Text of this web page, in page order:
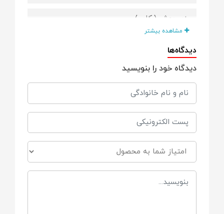
زیر پوش (رکابی)
شلوار
شورت عینکی
جنس
نخ پنبه
مناسب برای
9 تا 12 ماه
مشاهده بیشتر
دیدگاه‌ها
دیدگاه خود را بنویسید